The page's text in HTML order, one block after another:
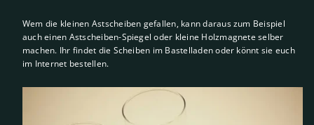
Wem die kleinen Astscheiben gefallen, kann daraus zum Beispiel
auch einen Astscheiben-Spiegel oder kleine Holzmagnete selber
machen. Ihr findet die Scheiben im Bastelladen oder könnt sie euch
im Internet bestellen.